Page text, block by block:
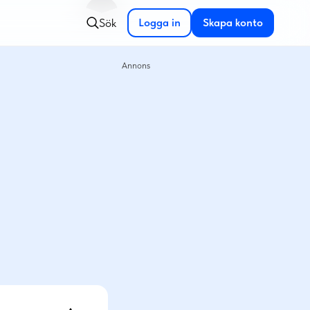
Sök Logga in Skapa konto